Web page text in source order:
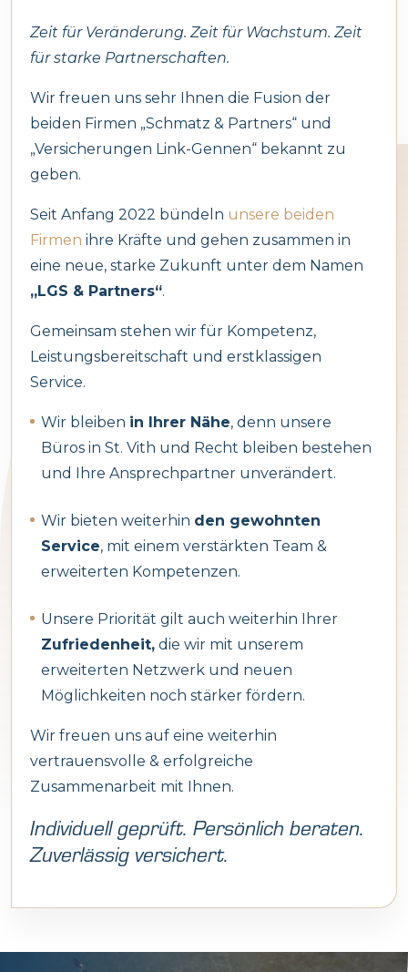
Mobilität: Überprüfen der
von egal welchem Ort, Schadensfall
nachschauen, Nachricht senden, Vertrag
ändern,…
Erleichterung: Schadensfall melden, Fotos
schicken, Adressenwechsel mitteilen,
zusätzliche Deckung anfragen,…
Multi-Versicherungsnehmer: Schauen Sie
Ihr persönliches Versicherungsdossier, sowie
APP STORE
GOOGLE PLAY
MY BROKER
AG
Assistance(Belgien)
AG Assistance(vom
Le Foyer Assistance 0032 2 533 78 43
L'Ardenne
Prévoyante
Assistance
0032 2 552 51 89
Baloise Assistance 0032 3 870 95 70
Card Stop 0032 78 170 170
Carglass 0032 80 01 66 16
Weber Autoglas
Eupen
0032 87 33 18 66
Zeit für Veränderung. Zeit für Wachstum. Zeit
für starke Partnerschaften.
Wir freuen uns sehr Ihnen die Fusion der
beiden Firmen „Schmatz & Partners“ und
„Versicherungen Link-Gennen“ bekannt zu
geben.
Seit Anfang 2022 bündeln unsere beiden
Firmen ihre Kräfte und gehen zusammen in
eine neue, starke Zukunft unter dem Namen
„LGS & Partners“.
Gemeinsam stehen wir für Kompetenz,
Leistungsbereitschaft und erstklassigen
Service.
Wir bleiben in Ihrer Nähe, denn unsere
Büros in St. Vith und Recht bleiben bestehen
und Ihre Ansprechpartner unverändert.
Wir bieten weiterhin den gewohnten
Service, mit einem verstärkten Team &
erweiterten Kompetenzen.
Unsere Priorität gilt auch weiterhin Ihrer
Zufriedenheit, die wir mit unserem
erweiterten Netzwerk und neuen
Möglichkeiten noch stärker fördern.
Wir freuen uns auf eine weiterhin
vertrauensvolle & erfolgreiche
Zusammenarbeit mit Ihnen.
Individuell geprüft. Persönlich beraten.
Zuverlässig versichert.